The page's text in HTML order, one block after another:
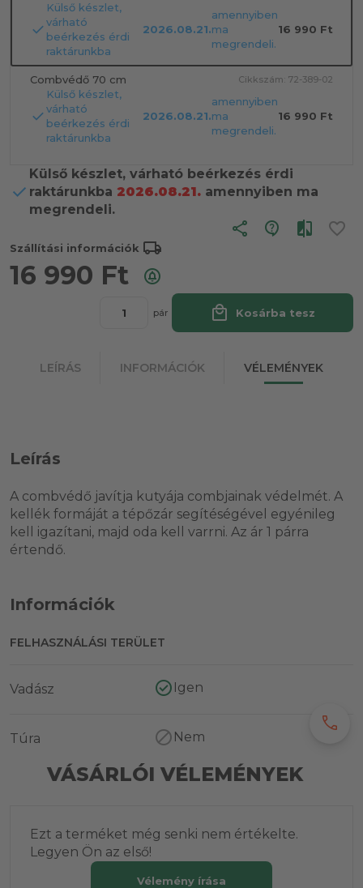
Külső készlet,
várható
beérkezés érdi
raktárunkba
2026.08.21.
amennyiben
ma
megrendeli.
16 990 Ft
Combvédő 70 cm Cikkszám: 72-389-02
Külső készlet,
várható
beérkezés érdi
raktárunkba
2026.08.21.
amennyiben
ma
megrendeli.
16 990 Ft
Külső készlet, várható beérkezés érdi
raktárunkba 2026.08.21. amennyiben ma
megrendeli.
share
Szállítási információk local_shipping
16 990 Ft
pár local_mall Kosárba tesz
LEÍRÁS INFORMÁCIÓK VÉLEMÉNYEK
Leírás
A combvédő javítja kutyája combjainak védelmét. A
kellék formáját a tépőzár segítéségével egyénileg
kell igazítani, majd oda kell varrni. Az ár 1 párra
értendő.
Információk
FELHASZNÁLÁSI TERÜLET
Vadász Igen
Túra Nem
VÁSÁRLÓI VÉLEMÉNYEK
Ezt a terméket még senki nem értékelte.
Legyen Ön az első!
Vélemény írása
call